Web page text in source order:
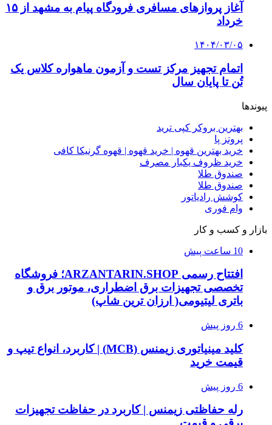
آغاز پروازهای مسافری فرودگاه پیام به مشهد از ۱۵
خرداد
۱۴۰۴/۰۳/۰۵
اتمام تجهیز مرکز تست و آزمون ماهواره کلاس یک
تُن تا پایان سال
پیوندها
بهترین بروکر کپی ترید
پروتز پا
خرید بهترین قهوه | خرید قهوه | قهوه گرنیکا کافی
خرید ظروف یکبار مصرف
صندوق طلا
صندوق طلا
کوشش رادیاتور
وام فوری
بازار و کسب و کار
10 ساعت پیش
افتتاح رسمی ARZANTARIN.SHOP؛ فروشگاه
تخصصی تجهیزات برق اضطراری، موتور برق و
باتری لیتیومی( ارزان ترین شاپ)
6 روز پیش
کلید مینیاتوری زیمنس (MCB) | کاربرد، انواع تیپ و
قیمت خرید
6 روز پیش
رله حفاظتی زیمنس | کاربرد در حفاظت تجهیزات